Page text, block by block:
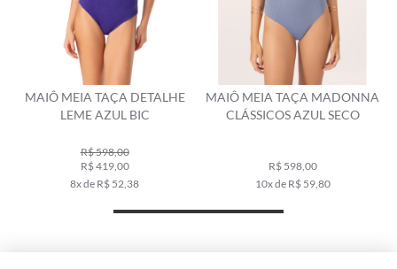
MAIÔ MEIA TAÇA DETALHE
LEME AZUL BIC
R$ 598,00
R$ 419,00
8x de R$ 52,38
MAIÔ MEIA TAÇA MADONNA
CLÁSSICOS AZUL SECO
R$ 598,00
10x de R$ 59,80